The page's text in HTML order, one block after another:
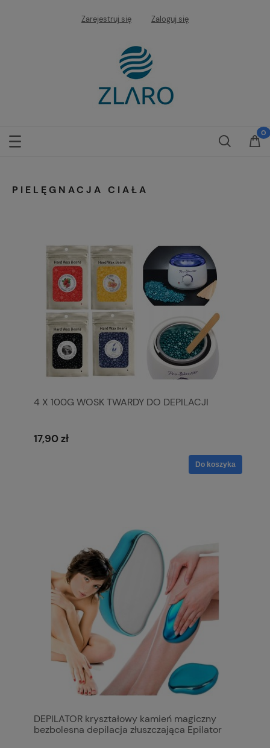
Zarejestruj się Zaloguj się
PIELĘGNACJA CIAŁA
4 X 100G WOSK TWARDY DO DEPILACJI
17,90 zł
Do koszyka
DEPILATOR kryształowy kamień magiczny
bezbolesna depilacja złuszczająca Epilator